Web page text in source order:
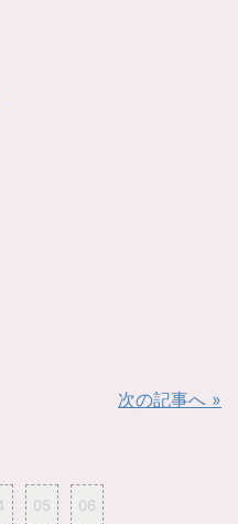
次の記事へ »
05 06